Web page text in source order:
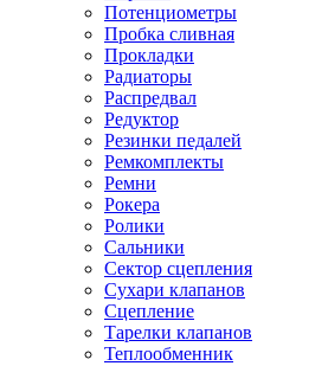
Потенциометры
Пробка сливная
Прокладки
Радиаторы
Распредвал
Редуктор
Резинки педалей
Ремкомплекты
Ремни
Рокера
Ролики
Сальники
Сектор сцепления
Сухари клапанов
Сцепление
Тарелки клапанов
Теплообменник